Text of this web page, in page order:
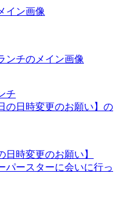
チ
日時変更のお願い】